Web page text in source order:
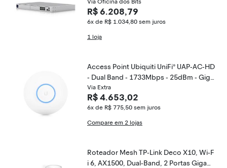
t + 2 SFP - All-in-one
Via Oficina dos Bits
R$ 6.208,79
6x de R$ 1.034,80 sem juros
1 loja
Access Point Ubiquiti UniFi® UAP-AC-HD
- Dual Band - 1733Mbps - 25dBm - Giga
bit - PoE passivo
Via Extra
R$ 4.653,02
6x de R$ 775,50 sem juros
Compare em 2 lojas
Roteador Mesh TP-Link Deco X10, Wi-F
i 6, AX1500, Dual-Band, 2 Portas Gigabi